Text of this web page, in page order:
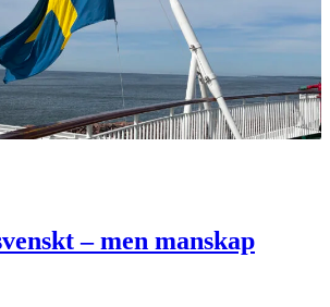
– men manskap